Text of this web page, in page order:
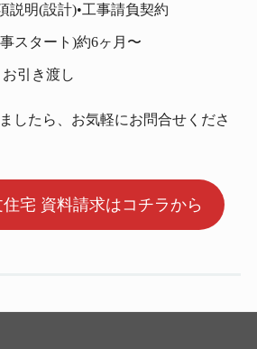
説明(設計)•工事請負契約
スタート)約6ヶ月〜
お引き渡し
したら、お気軽にお問合せくださ
宅 資料請求はコチラから